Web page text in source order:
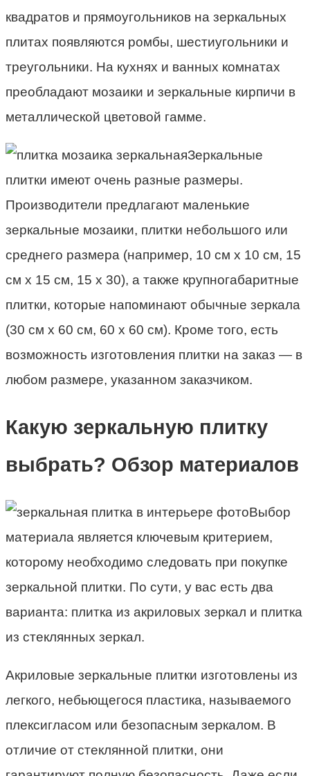
квадратов и прямоугольников на зеркальных
плитах появляются ромбы, шестиугольники и
треугольники. На кухнях и ванных комнатах
преобладают мозаики и зеркальные кирпичи в
металлической цветовой гамме.
Зеркальные
плитки имеют очень разные размеры.
Производители предлагают маленькие
зеркальные мозаики, плитки небольшого или
среднего размера (например, 10 см х 10 см, 15
см х 15 см, 15 х 30), а также крупногабаритные
плитки, которые напоминают обычные зеркала
(30 см х 60 см, 60 х 60 см). Кроме того, есть
возможность изготовления плитки на заказ — в
любом размере, указанном заказчиком.
Какую зеркальную плитку
выбрать? Обзор материалов
Выбор
материала является ключевым критерием,
которому необходимо следовать при покупке
зеркальной плитки. По сути, у вас есть два
варианта: плитка из акриловых зеркал и плитка
из стеклянных зеркал.
Акриловые зеркальные плитки изготовлены из
легкого, небьющегося пластика, называемого
плексигласом или безопасным зеркалом. В
отличие от стеклянной плитки, они